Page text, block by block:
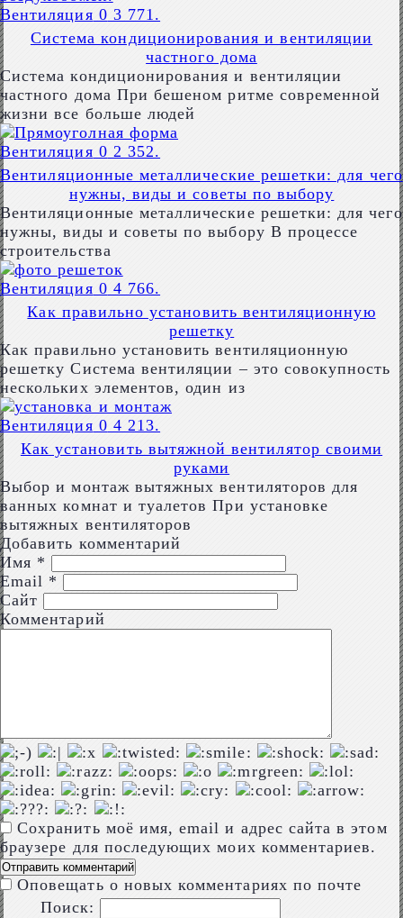
Вентиляция 0 3 771.
Система кондиционирования и вентиляции
частного дома
Система кондиционирования и вентиляции
частного дома При бешеном ритме современной
жизни все больше людей
Вентиляция 0 2 352.
Вентиляционные металлические решетки: для чего
нужны, виды и советы по выбору
Вентиляционные металлические решетки: для чего
нужны, виды и советы по выбору В процессе
строительства
Вентиляция 0 4 766.
Как правильно установить вентиляционную
решетку
Как правильно установить вентиляционную
решетку Система вентиляции – это совокупность
нескольких элементов, один из
Вентиляция 0 4 213.
Как установить вытяжной вентилятор своими
руками
Выбор и монтаж вытяжных вентиляторов для
ванных комнат и туалетов При установке
вытяжных вентиляторов
Добавить комментарий
Имя *
Email *
Сайт
Комментарий
Сохранить моё имя, email и адрес сайта в этом
браузере для последующих моих комментариев.
Оповещать о новых комментариях по почте
Поиск: